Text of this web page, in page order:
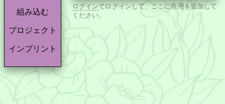
組み込む
プロジェクト
インプリント
ログインでログインして、ここに引用を追加して
ください。